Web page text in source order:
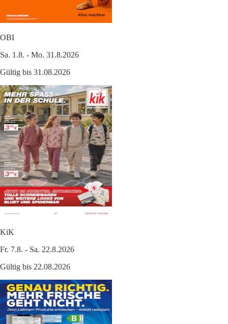
OBI
Sa. 1.8. - Mo. 31.8.2026
Gültig bis 31.08.2026
KiK
Fr. 7.8. - Sa. 22.8.2026
Gültig bis 22.08.2026